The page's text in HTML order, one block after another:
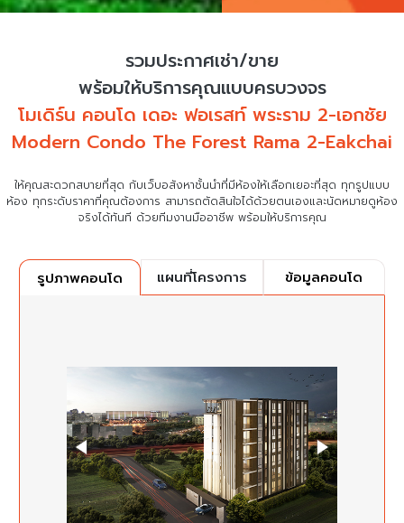
รวมประกาศเช่า/ขาย
พร้อมให้บริการคุณแบบครบวงจร
โมเดิร์น คอนโด เดอะ ฟอเรสท์ พระราม 2-เอกชัย
Modern Condo The Forest Rama 2-Eakchai
ให้คุณสะดวกสบายที่สุด กับเว็บอสังหาชั้นนำที่มีห้องให้เลือกเยอะที่สุด ทุกรูปแบบ
ห้อง ทุกระดับราคาที่คุณต้องการ สามารถตัดสินใจได้ด้วยตนเองและนัดหมายดูห้อง
จริงได้ทันที ด้วยทีมงานมืออาชีพ พร้อมให้บริการคุณ
รูปภาพคอนโด แผนที่โครงการ ข้อมูลคอนโด